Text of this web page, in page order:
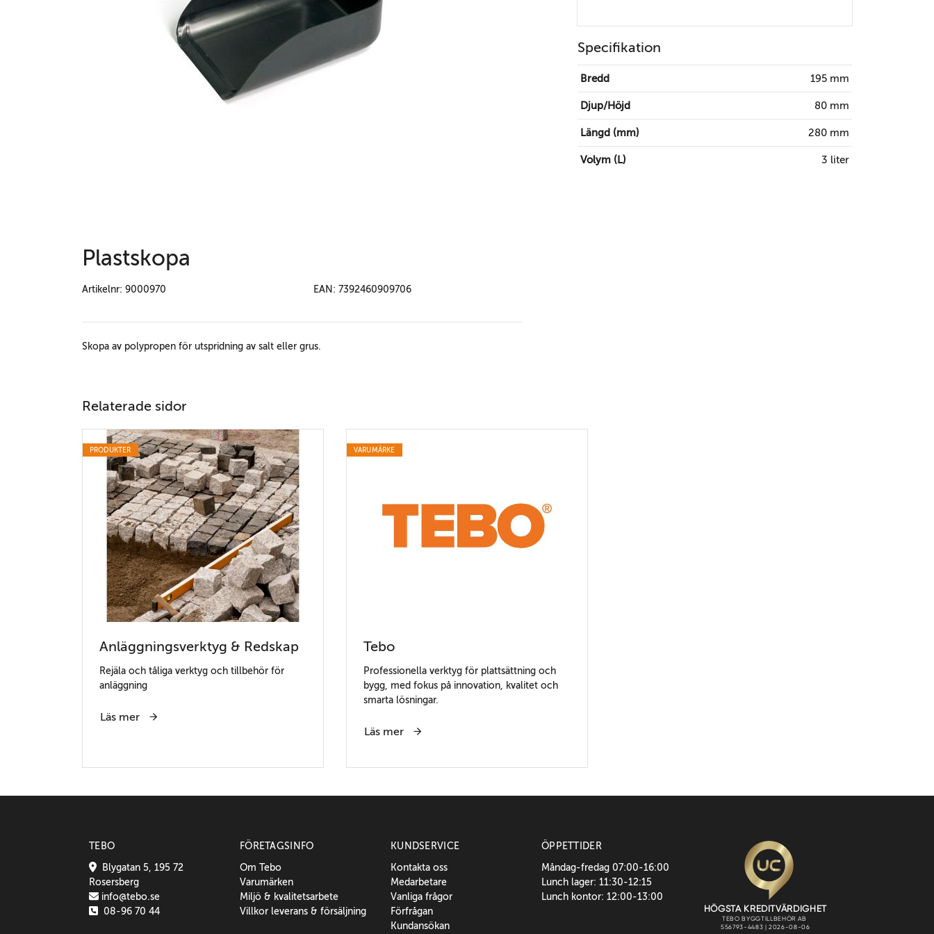
Plastskopa
Artikelnr: 9000970 EAN: 7392460909706
Skopa av polypropen för utspridning av salt eller grus.
Specifikation
Bredd 195 mm
Djup/Höjd 80 mm
Längd (mm) 280 mm
Volym (L) 3 liter
Relaterade sidor
PRODUKTER
Anläggningsverktyg & Redskap
Rejäla och tåliga verktyg och tillbehör för
anläggning
Läs mer
VARUMÄRKE
Tebo
Professionella verktyg för plattsättning och
bygg, med fokus på innovation, kvalitet och
smarta lösningar.
Läs mer
TEBO
Blygatan 5, 195 72
Rosersberg
info@tebo.se
08-96 70 44
FÖRETAGSINFO
Om Tebo
Varumärken
Miljö & kvalitetsarbete
Villkor leverans & försäljning
KUNDSERVICE
Kontakta oss
Medarbetare
Vanliga frågor
Förfrågan
Kundansökan
ÖPPETTIDER
Måndag-fredag 07:00-16:00
Lunch lager: 11:30-12:15
Lunch kontor: 12:00-13:00